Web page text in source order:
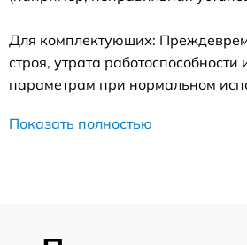
Для комплектующих:
строя, утрата работоспособности
параметрам при нормальном
Показать полностью